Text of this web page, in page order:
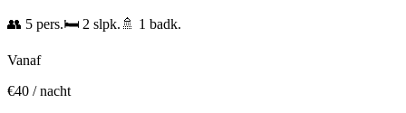
👥 5 pers.🛏️ 2 slpk. 🚿 1 badk.
Vanaf
€40 / nacht